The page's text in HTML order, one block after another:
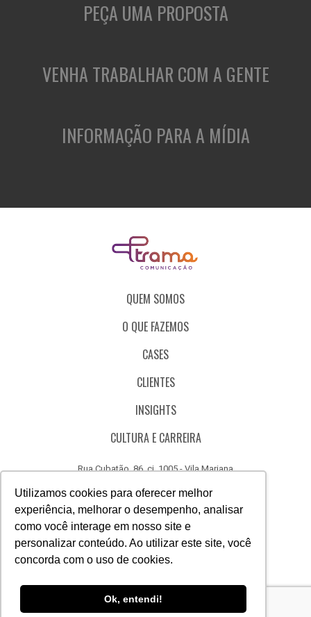
Utilizamos cookies para oferecer melhor
experiência, melhorar o desempenho, analisar
como você interage em nosso site e
personalizar conteúdo. Ao utilizar este site, você
concorda com o uso de cookies.
Ok, entendi!
PEÇA UMA PROPOSTA
VENHA TRABALHAR COM A GENTE
INFORMAÇÃO PARA A MÍDIA
QUEM SOMOS
O QUE FAZEMOS
CASES
CLIENTES
INSIGHTS
CULTURA E CARREIRA
Rua Cubatão, 86, cj. 1005 - Vila Mariana
CÓDIGO DE ÉTICA
CANAL DE DENÚNCIAS
Acesse
nosso
Acesse
nosso
Acesse
nosso nosso nosso nosso